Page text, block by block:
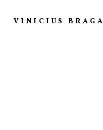
VINICIUS BRAGA